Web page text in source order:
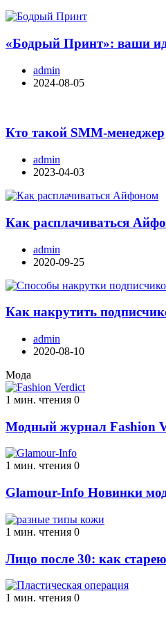
«Бодрый Принт»: ваши
admin
2024-08-05
Кто такой SMM-менеджер
admin
2023-04-03
Как расплачиваться
admin
2020-09-25
Как накрутить
admin
2020-08-10
Мода
1 мин. чтения 0
Модный журнал Fashion
1 мин. чтения 0
Glamour-Info Новинки
1 мин. чтения 0
Лицо после 30: как
1 мин. чтения 0